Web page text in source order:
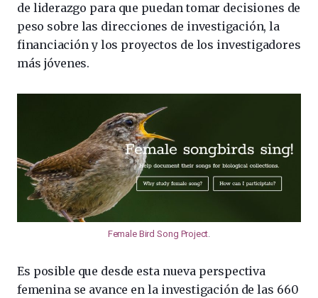
de liderazgo para que puedan tomar decisiones de
peso sobre las direcciones de investigación, la
financiación y los proyectos de los investigadores
más jóvenes.
Female Bird Song Project.
Es posible que desde esta nueva perspectiva
femenina se avance en la investigación de las 660